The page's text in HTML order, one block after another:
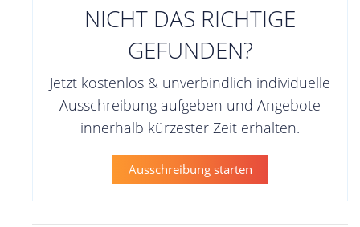
NICHT DAS RICHTIGE
GEFUNDEN?
Jetzt kostenlos & unverbindlich individuelle
Ausschreibung aufgeben und Angebote
innerhalb kürzester Zeit erhalten.
Ausschreibung starten